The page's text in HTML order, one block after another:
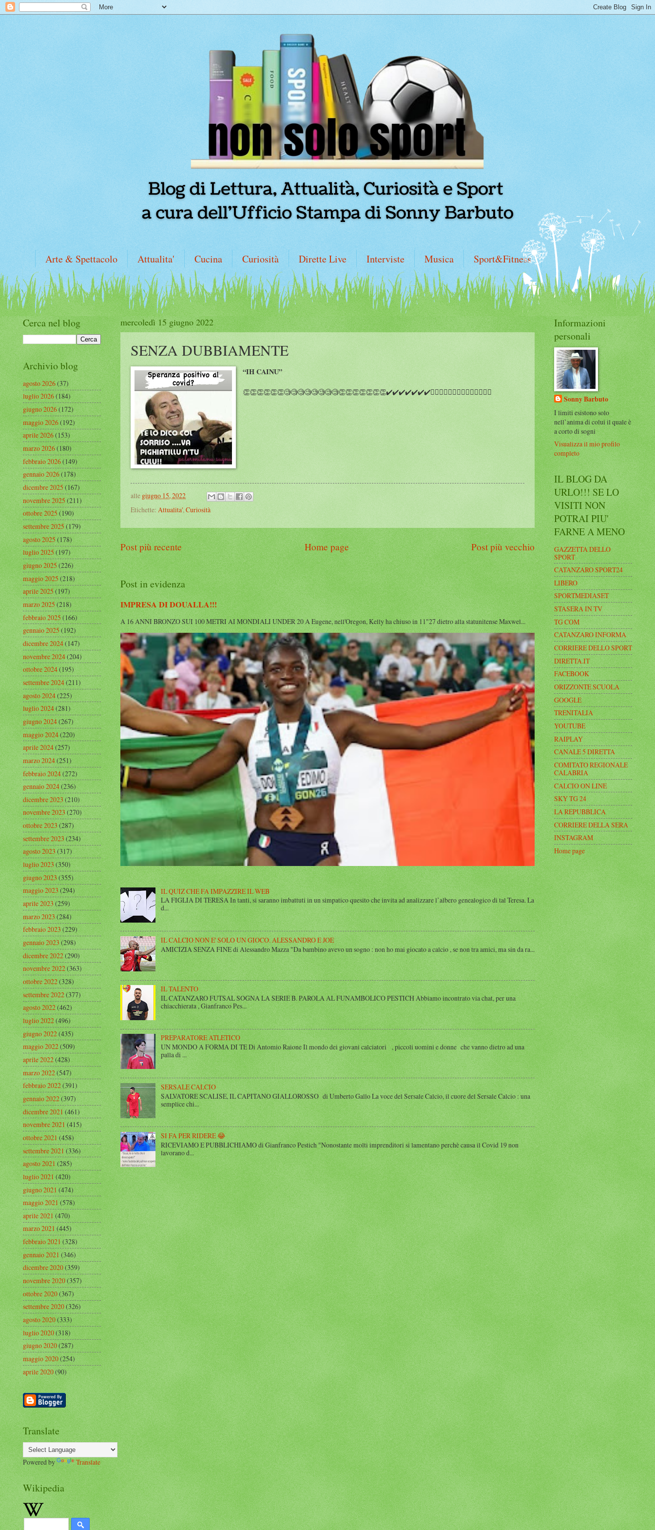
Arte & Spettacolo Attualita' Cucina Curiosità Dirette Live Interviste Musica Sport&Fitness
mercoledì 15 giugno 2022
SENZA DUBBIAMENTE
“IH CAINU”
👏👏👏👏👏👏🧐🧐🧐🧐🧐🧐🧐🧐👏👏👏👏👏👏👏✔️✔️✔️✔️✔️✔️✔️🤷‍♂️🤷‍♂️🤷‍♂️🤷‍♂️🤷‍♂️🤷‍♂️🤷‍♂️
alle giugno 15, 2022
Etichette: Attualita',Curiosità
Post più recente Post più vecchio
Home page
Post in evidenza
IMPRESA DI DOUALLA!!!
A 16 ANNI BRONZO SUI 100 METRI AI MONDIALI UNDER 20 A Eugene, nell'Oregon, Kelly ha chiuso in 11"27 dietro alla statunitense Maxwel...
IL QUIZ CHE FA IMPAZZIRE IL WEB
LA FIGLIA DI TERESA In tanti, si saranno imbattuti in un simpatico quesito che invita ad analizzare l’albero genealogico di tal Teresa. La
d...
IL CALCIO NON E' SOLO UN GIOCO. ALESSANDRO E JOE
AMICIZIA SENZA FINE di Alessandro Mazza "Da bambino avevo un sogno : non ho mai giocato a calcio , se non tra amici, ma sin da ra...
IL TALENTO
IL CATANZARO FUTSAL SOGNA LA SERIE B. PAROLA AL FUNAMBOLICO PESTICH Abbiamo incontrato via chat, per una
chiacchierata , Gianfranco Pes...
PREPARATORE ATLETICO
UN MONDO A FORMA DI TE Di Antomio Raione Il mondo dei giovani calciatori , piccoli uomini e donne che vanno dietro ad una
palla di ...
SERSALE CALCIO
SALVATORE SCALISE, IL CAPITANO GIALLOROSSO di Umberto Gallo La voce del Sersale Calcio, il cuore del Sersale Calcio : una
semplice chi...
SI FA PER RIDERE 😂
RICEVIAMO E PUBBLICHIAMO di Gianfranco Pestich "Nonostante molti imprenditori si lamentano perchè causa il Covid 19 non
lavorano d...
Cerca nel blog
Archivio blog
agosto 2026(37)
luglio 2026(184)
giugno 2026(172)
maggio 2026(192)
aprile 2026(153)
marzo 2026(180)
febbraio 2026(149)
gennaio 2026(178)
dicembre 2025(167)
novembre 2025(211)
ottobre 2025(190)
settembre 2025(179)
agosto 2025(178)
luglio 2025(197)
giugno 2025(226)
maggio 2025(218)
aprile 2025(197)
marzo 2025(218)
febbraio 2025(166)
gennaio 2025(192)
dicembre 2024(147)
novembre 2024(204)
ottobre 2024(195)
settembre 2024(211)
agosto 2024(225)
luglio 2024(281)
giugno 2024(267)
maggio 2024(220)
aprile 2024(257)
marzo 2024(251)
febbraio 2024(272)
gennaio 2024(236)
dicembre 2023(210)
novembre 2023(270)
ottobre 2023(287)
settembre 2023(234)
agosto 2023(317)
luglio 2023(350)
giugno 2023(355)
maggio 2023(294)
aprile 2023(259)
marzo 2023(284)
febbraio 2023(229)
gennaio 2023(298)
dicembre 2022(290)
novembre 2022(363)
ottobre 2022(328)
settembre 2022(377)
agosto 2022(462)
luglio 2022(496)
giugno 2022(435)
maggio 2022(509)
aprile 2022(428)
marzo 2022(547)
febbraio 2022(391)
gennaio 2022(397)
dicembre 2021(461)
novembre 2021(415)
ottobre 2021(458)
settembre 2021(336)
agosto 2021(285)
luglio 2021(420)
giugno 2021(474)
maggio 2021(578)
aprile 2021(470)
marzo 2021(445)
febbraio 2021(328)
gennaio 2021(346)
dicembre 2020(359)
novembre 2020(357)
ottobre 2020(367)
settembre 2020(326)
agosto 2020(333)
luglio 2020(318)
giugno 2020(287)
maggio 2020(254)
aprile 2020(90)
Translate
Powered by Translate
Wikipedia
Informazioni
personali
Sonny Barbuto
I limiti esistono solo
nell’anima di colui il quale è
a corto di sogni
Visualizza il mio profilo
completo
IL BLOG DA
URLO!!! SE LO
VISITI NON
POTRAI PIU'
FARNE A MENO
GAZZETTA DELLO
SPORT
CATANZARO SPORT24
LIBERO
SPORTMEDIASET
STASERA IN TV
TG COM
CATANZARO INFORMA
CORRIERE DELLO SPORT
DIRETTA.IT
FACEBOOK
ORIZZONTE SCUOLA
GOOGLE
TRENITALIA
YOUTUBE
RAIPLAY
CANALE 5 DIRETTA
COMITATO REGIONALE
CALABRIA
CALCIO ON LINE
SKY TG 24
LA REPUBBLICA
CORRIERE DELLA SERA
INSTAGRAM
Home page